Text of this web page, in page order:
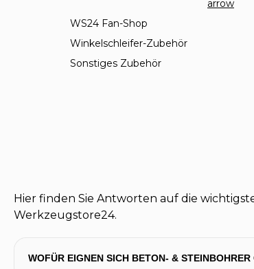
WS24 Fan-Shop
Winkelschleifer-Zubehör
Sonstiges Zubehör
Hier finden Sie Antworten auf die
Werkzeugstore24.
WOFÜR EIGNEN SICH BETON- & STEINBOHRER